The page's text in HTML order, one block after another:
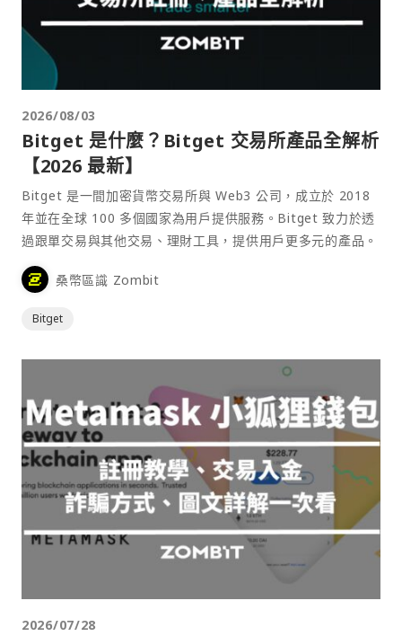
2026/08/03
Bitget 是什麼？Bitget 交易所產品全解析
【2026 最新】
Bitget 是一間加密貨幣交易所與 Web3 公司，成立於 2018
年並在全球 100 多個國家為用戶提供服務。Bitget 致力於透
過跟單交易與其他交易、理財工具，提供用戶更多元的產品。
桑幣區識 Zombit
Bitget
2026/07/28